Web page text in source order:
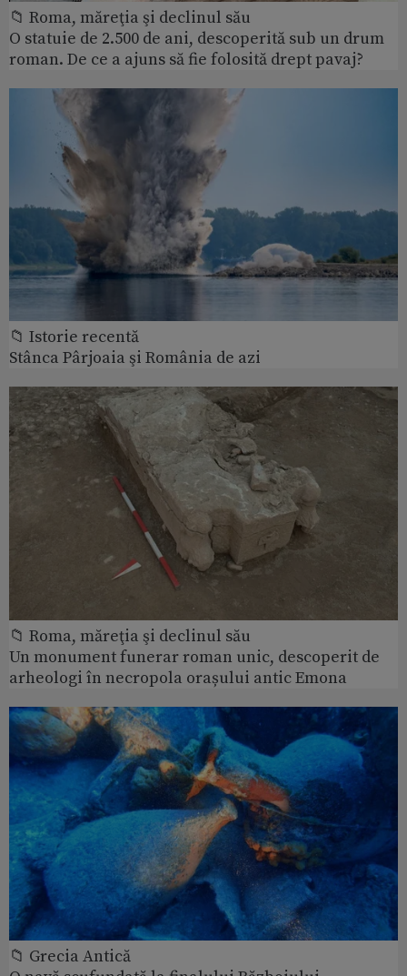
📁 Roma, măreţia şi declinul său
O statuie de 2.500 de ani, descoperită sub un drum
roman. De ce a ajuns să fie folosită drept pavaj?
📁 Istorie recentă
Stânca Pârjoaia şi România de azi
📁 Roma, măreţia şi declinul său
Un monument funerar roman unic, descoperit de
arheologi în necropola orașului antic Emona
📁 Grecia Antică